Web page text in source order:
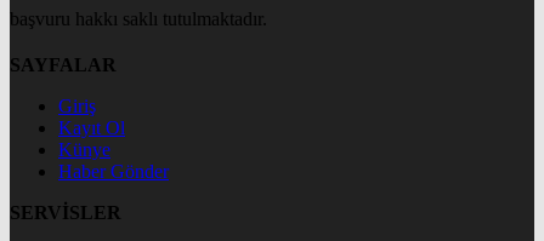
başvuru hakkı saklı tutulmaktadır.
SAYFALAR
Giriş
Kayıt Ol
Künye
Haber Gönder
SERVİSLER